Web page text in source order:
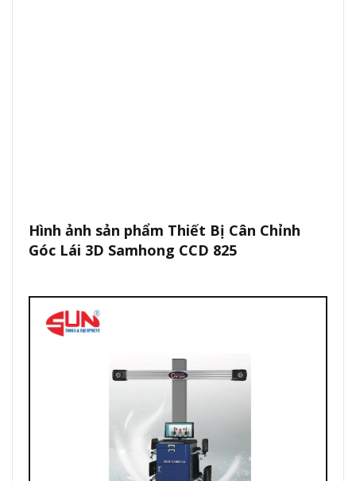
Hình ảnh sản phẩm Thiết Bị Cân Chỉnh
Góc Lái 3D Samhong CCD 825